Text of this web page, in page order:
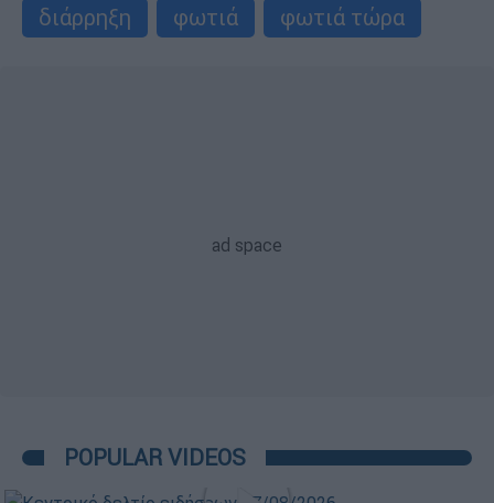
διάρρηξη
φωτιά φωτιά τώρα
POPULAR VIDEOS